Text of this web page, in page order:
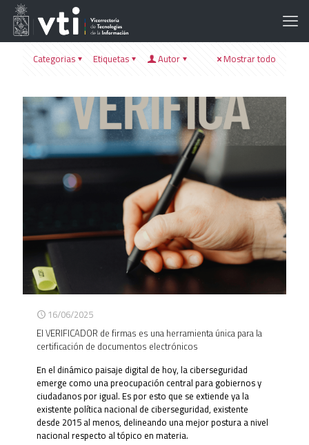
Categorias Etiquetas Autor Mostrar todo
16/06/2025
El VERIFICADOR de firmas es una herramienta única para la
certificación de documentos electrónicos
En el dinámico paisaje digital de hoy, la ciberseguridad
emerge como una preocupación central para gobiernos y
ciudadanos por igual. Es por esto que se extiende ya la
existente política nacional de ciberseguridad, existente
desde 2015 al menos, delineando una mejor postura a nivel
nacional respecto al tópico en materia.